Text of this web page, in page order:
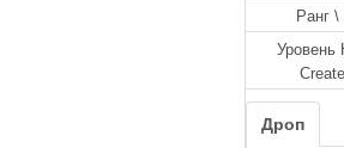
Ранг \
Уровень
Дроп